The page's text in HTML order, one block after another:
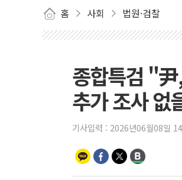
홈 사회 법원·검찰
종합특검 "
추가 조사 없
기사입력 : 2026년06월08일